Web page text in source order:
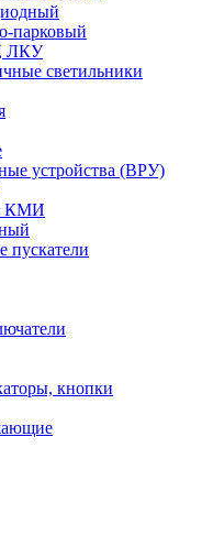
парковый
ЛКУ
светильники
устройства (ВРУ)
КМИ
пускатели
кнопки